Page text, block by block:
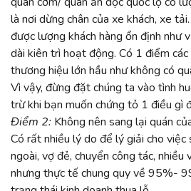
là nơi dừng chân của xe khách, xe
được lượng khách hàng ổn định như
dài kiên trì hoạt động. Có 1 điểm
thương hiệu lớn hầu như không có
Vì vậy, đừng đặt chúng ta vào tình
trừ khi bạn muốn chứng tỏ 1 điều gì
Điểm 2: Không nên sang lại quán
Có rất nhiều lý do để lý giải cho việc
ngoài, vợ đẻ, chuyển công tác,
nhưng thực tế chung quy về 95%-